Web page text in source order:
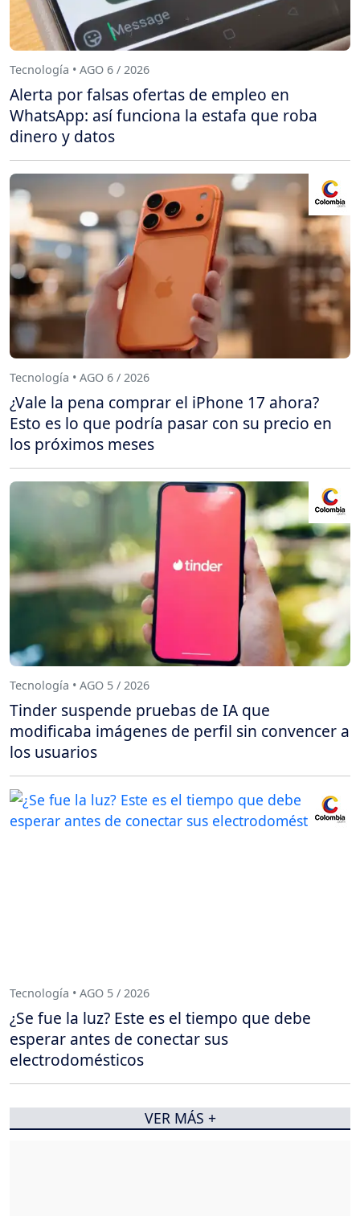
Tecnología • AGO 6 / 2026
Alerta por falsas ofertas de empleo en
WhatsApp: así funciona la estafa que roba
dinero y datos
Tecnología • AGO 6 / 2026
¿Vale la pena comprar el iPhone 17 ahora?
Esto es lo que podría pasar con su precio en
los próximos meses
Tecnología • AGO 5 / 2026
Tinder suspende pruebas de IA que
modificaba imágenes de perfil sin convencer a
los usuarios
Tecnología • AGO 5 / 2026
¿Se fue la luz? Este es el tiempo que debe
esperar antes de conectar sus
electrodomésticos
VER MÁS +